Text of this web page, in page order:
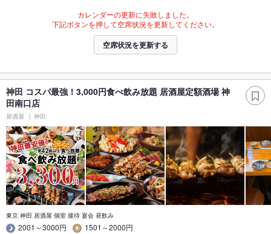
カレンダーの更新に失敗しました。
下記ボタンを押して空席状況を更新してください。
空席状況を更新する
神田 コスパ最強！3,000円食べ飲み放題 居酒屋定額酒場 神
田南口店
居酒屋 神田
東京 神田 居酒屋 個室 接待 宴会 昼飲み
2001～3000円
1501～2000円